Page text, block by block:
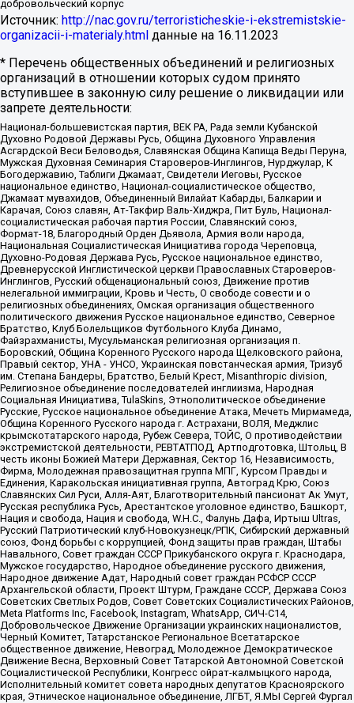
добровольческий корпус
Источник: http://nac.gov.ru/terroristicheskie-i-ekstremistskie-
organizacii-i-materialy.html данные на 16.11.2023
* Перечень общественных объединений и религиозных
организаций в отношении которых судом принято
вступившее в законную силу решение о ликвидации или
запрете деятельности:
Национал-большевистская партия, ВЕК РА, Рада земли Кубанской
Духовно Родовой Державы Русь, Община Духовного Управления
Асгардской Веси Беловодья, Славянская Община Капища Веды Перуна,
Мужская Духовная Семинария Староверов-Инглингов, Нурджулар, К
Богодержавию, Таблиги Джамаат, Свидетели Иеговы, Русское
национальное единство, Национал-социалистическое общество,
Джамаат мувахидов, Объединенный Вилайат Кабарды, Балкарии и
Карачая, Союз славян, Ат-Такфир Валь-Хиджра, Пит Буль, Национал-
социалистическая рабочая партия России, Славянский союз,
Формат-18, Благородный Орден Дьявола, Армия воли народа,
Национальная Социалистическая Инициатива города Череповца,
Духовно-Родовая Держава Русь, Русское национальное единство,
Древнерусской Инглистической церкви Православных Староверов-
Инглингов, Русский общенациональный союз, Движение против
нелегальной иммиграции, Кровь и Честь, О свободе совести и о
религиозных объединениях, Омская организация общественного
политического движения Русское национальное единство, Северное
Братство, Клуб Болельщиков Футбольного Клуба Динамо,
Файзрахманисты, Мусульманская религиозная организация п.
Боровский, Община Коренного Русского народа Щелковского района,
Правый сектор, УНА - УНСО, Украинская повстанческая армия, Тризуб
им. Степана Бандеры, Братство, Белый Крест, Misanthropic division,
Религиозное объединение последователей инглиизма, Народная
Социальная Инициатива, TulaSkins, Этнополитическое объединение
Русские, Русское национальное объединение Атака, Мечеть Мирмамеда,
Община Коренного Русского народа г. Астрахани, ВОЛЯ, Меджлис
крымскотатарского народа, Рубеж Севера, ТОЙС, О противодействии
экстремистской деятельности, РЕВТАТПОД, Артподготовка, Штольц, В
честь иконы Божией Матери Державная, Сектор 16, Независимость,
Фирма, Молодежная правозащитная группа МПГ, Курсом Правды и
Единения, Каракольская инициативная группа, Автоград Крю, Союз
Славянских Сил Руси, Алля-Аят, Благотворительный пансионат Ак Умут,
Русская республика Русь, Арестантское уголовное единство, Башкорт,
Нация и свобода, Нация и свобода, W.H.С., Фалунь Дафа, Иртыш Ultras,
Русский Патриотический клуб-Новокузнецк/РПК, Сибирский державный
союз, Фонд борьбы с коррупцией, Фонд защиты прав граждан, Штабы
Навального, Совет граждан СССР Прикубанского округа г. Краснодара,
Мужское государство, Народное объединение русского движения,
Народное движение Адат, Народный совет граждан РСФСР СССР
Архангельской области, Проект Штурм, Граждане СССР, Держава Союз
Советских Светлых Родов, Совет Советских Социалистических Районов,
Meta Platforms Inc, Facebook, Instagram, WhatsApp, СИЧ-С14,
Добровольческое Движение Организации украинских националистов,
Черный Комитет, Татарстанское Региональное Всетатарское
общественное движение, Невоград, Молодежное Демократическое
Движение Весна, Верховный Совет Татарской Автономной Советской
Социалистической Республики, Конгресс ойрат-калмыцкого народа,
Исполнительный комитет совета народных депутатов Красноярского
края, Этническое национальное объединение, ЛГБТ, Я.МЫ Сергей Фургал